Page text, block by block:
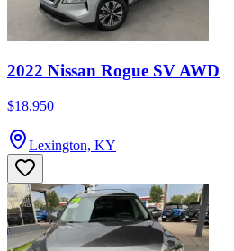
2022 Nissan Rogue SV AWD
$18,950
Lexington, KY